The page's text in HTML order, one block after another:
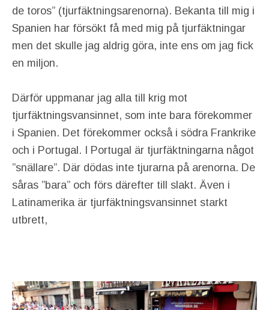
de toros” (tjurfäktningsarenorna). Bekanta till mig i
Spanien har försökt få med mig på tjurfäktningar
men det skulle jag aldrig göra, inte ens om jag fick
en miljon.
Därför uppmanar jag alla till krig mot
tjurfäktningsvansinnet, som inte bara förekommer
i Spanien. Det förekommer också i södra Frankrike
och i Portugal. I Portugal är tjurfäktningarna något
”snällare”. Där dödas inte tjurarna på arenorna. De
såras ”bara” och förs därefter till slakt. Även i
Latinamerika är tjurfäktningsvansinnet starkt
utbrett,